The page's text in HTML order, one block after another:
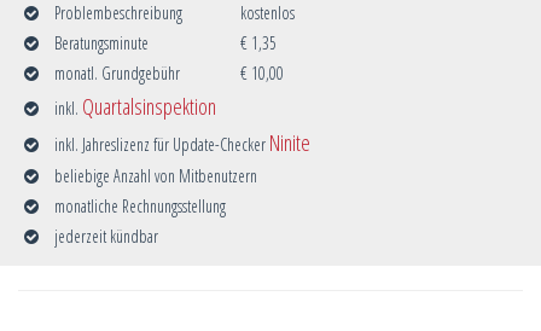
Problembeschreibung
kostenlos
Beratungsminute
€ 1,35
monatl. Grundgebühr
€ 10,00
inkl. Quartalsinspektion
inkl. Jahreslizenz für Update-Checker Ninite
beliebige Anzahl von Mitbenutzern
monatliche Rechnungsstellung
jederzeit kündbar